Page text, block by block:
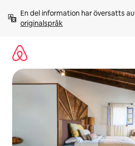
innehåll
En del information har översatts
originalspråk